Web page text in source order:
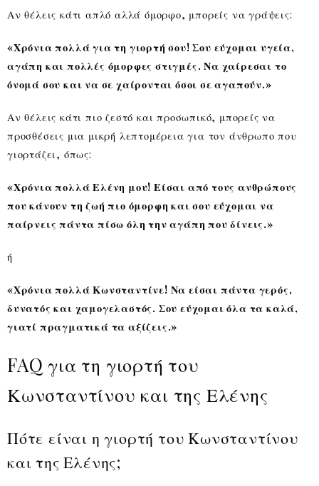
Αν θέλεις κάτι απλό αλλά όμορφο, μπορείς να γράψεις:
«Χρόνια πολλά για τη γιορτή σου! Σου εύχομαι υγεία,
αγάπη και πολλές όμορφες στιγμές. Να χαίρεσαι το
όνομά σου και να σε χαίρονται όσοι σε αγαπούν.»
Αν θέλεις κάτι πιο ζεστό και προσωπικό, μπορείς να
προσθέσεις μια μικρή λεπτομέρεια για τον άνθρωπο που
γιορτάζει, όπως:
«Χρόνια πολλά Ελένη μου! Είσαι από τους ανθρώπους
που κάνουν τη ζωή πιο όμορφη και σου εύχομαι να
παίρνεις πάντα πίσω όλη την αγάπη που δίνεις.»
ή
«Χρόνια πολλά Κωνσταντίνε! Να είσαι πάντα γερός,
δυνατός και χαμογελαστός. Σου εύχομαι όλα τα καλά,
γιατί πραγματικά τα αξίζεις.»
FAQ για τη γιορτή του
Κωνσταντίνου και της Ελένης
Πότε είναι η γιορτή του Κωνσταντίνου
και της Ελένης;